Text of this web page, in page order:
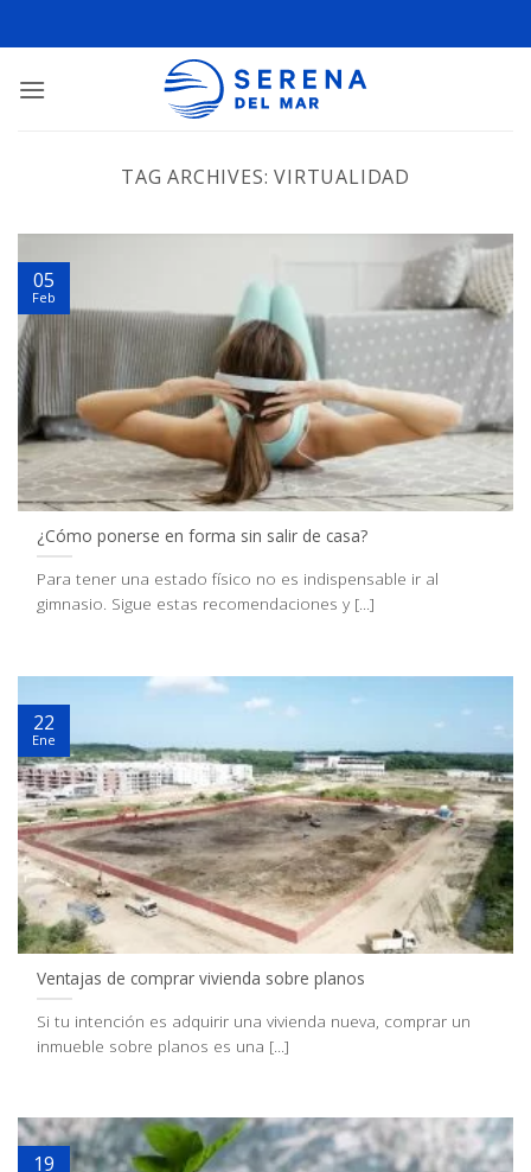
TAG ARCHIVES:VIRTUALIDAD
¿Cómo ponerse en forma sin salir de casa?
Para tener una estado físico no es indispensable ir al
gimnasio. Sigue estas recomendaciones y [...]
05
Feb
Ventajas de comprar vivienda sobre planos
Si tu intención es adquirir una vivienda nueva, comprar un
inmueble sobre planos es una [...]
22
Ene
19